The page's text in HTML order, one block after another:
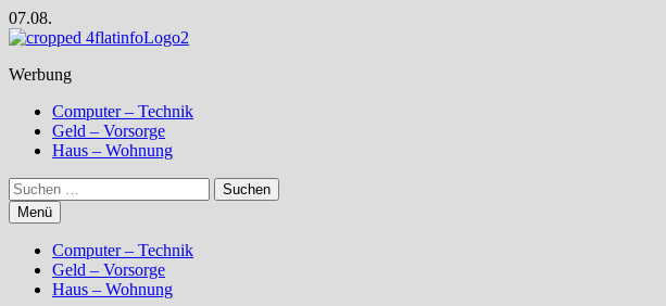
Zum
Inhalt
07.08.
Werbung
Computer – Technik
Geld – Vorsorge
Haus – Wohnung
Suchen
nach:
Menü
Computer – Technik
Geld – Vorsorge
Haus – Wohnung